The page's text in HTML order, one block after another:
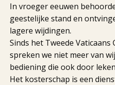
In vroeger eeuwen
geestelijke stand en
lagere wijdingen.
Sinds het Tweede Vaticaans
spreken we niet meer van
bediening die ook door
Het kosterschap is een